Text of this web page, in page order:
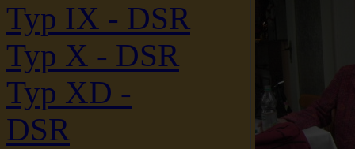
Typ IX - DSR
Typ X - DSR
Typ XD -
DSR